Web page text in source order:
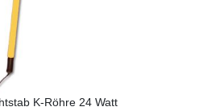
K-Röhre 24 Watt